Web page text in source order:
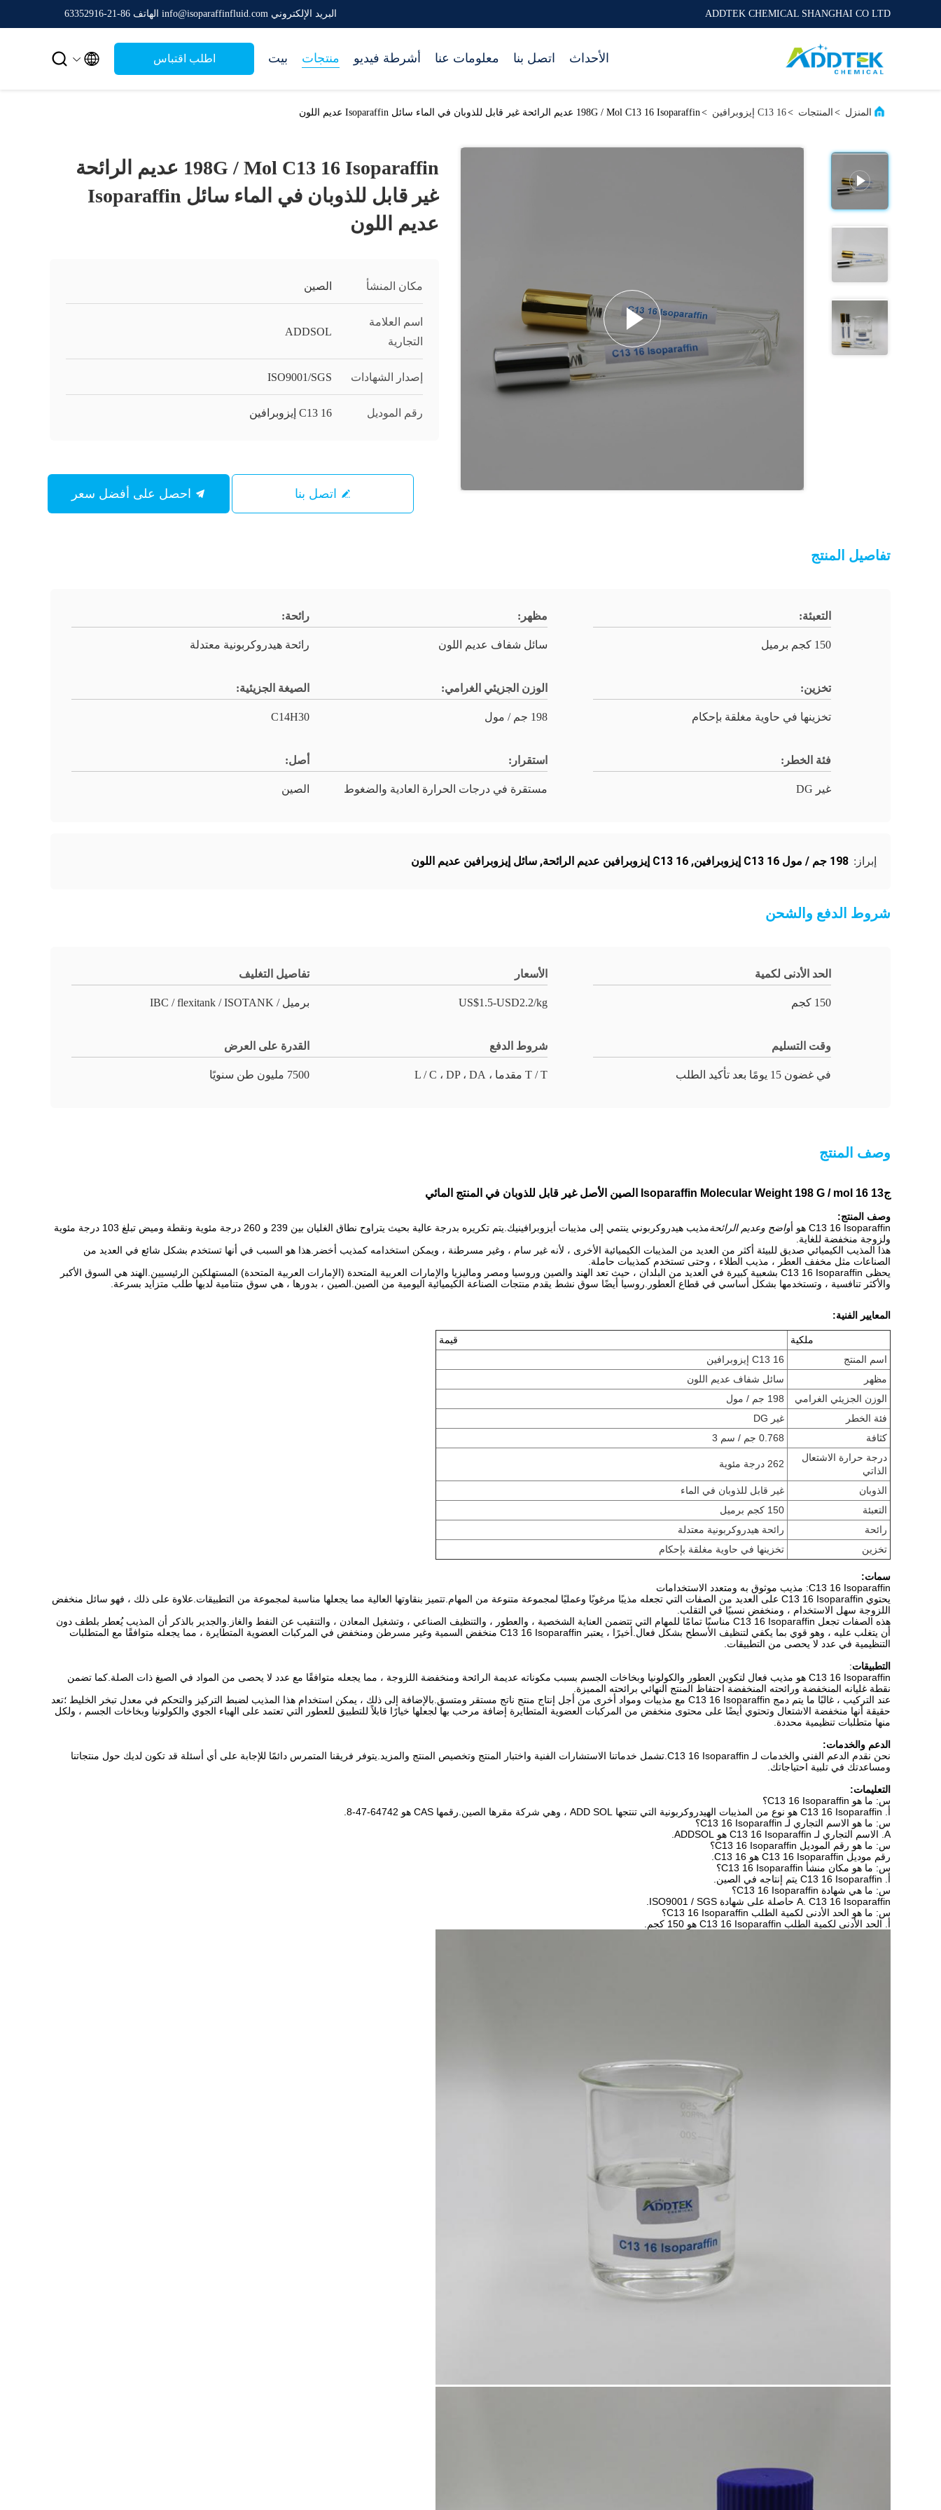
ADDTEK CHEMICAL SHANGHAI CO LTD البريد الإلكتروني info@isoparaffinfluid.com الهاتف 86-21-63352916
بيت منتجات أشرطة فيديو معلومات عنا اتصل بنا الأحداث اطلب اقتباس 

المنزل > المنتجات >C13 16 إيزوبرافين >198G / Mol C13 16 Isoparaffin عديم الرائحة غير قابل للذوبان في الماء سائل Isoparaffin عديم اللون
198G / Mol C13 16 Isoparaffin عديم الرائحة
غير قابل للذوبان في الماء سائل Isoparaffin
عديم اللون
مكان المنشأ الصين
اسم العلامة
التجارية
ADDSOL
إصدار الشهادات ISO9001/SGS
رقم الموديل C13 16 إيزوبرافين
اتصل بنا
تفاصيل المنتج
التعبئة:
150 كجم برميل
مظهر:
سائل شفاف عديم اللون
رائحة:
رائحة هيدروكربونية معتدلة
تخزين:
تخزينها في حاوية مغلقة بإحكام
الوزن الجزيئي الغرامي:
198 جم / مول
الصيغة الجزيئية:
C14H30
فئة الخطر:
غير DG
استقرار:
مستقرة في درجات الحرارة العادية والضغوط
أصل:
الصين
إبراز: 198 جم / مول C13 16 إيزوبرافين , C13 16 إيزوبرافين عديم الرائحة , سائل إيزوبرافين عديم اللون
شروط الدفع والشحن
الحد الأدنى لكمية
150 كجم
الأسعار
US$1.5-USD2.2/kg
تفاصيل التغليف
برميل / IBC / flexitank / ISOTANK
وقت التسليم
في غضون 15 يومًا بعد تأكيد الطلب
شروط الدفع
T / T مقدما ، L / C ، DP ، DA
القدرة على العرض
7500 مليون طن سنويًا
وصف المنتج
ج13 16 Isoparaffin Molecular Weight 198 G / mol الصين الأصل غير قابل للذوبان في المنتج المائي
وصف المنتج:
C13 16 Isoparaffin هو أ
واضح وعديم الرائحة
مذيب هيدروكربوني ينتمي إلى مذيبات أيزوبرافينيك.يتم تكريره بدرجة عالية بحيث يتراوح نطاق الغليان بين 239 و 260 درجة مئوية ونقطة وميض تبلغ 103 درجة مئوية
ولزوجة منخفضة للغاية.
هذا المذيب الكيميائي صديق للبيئة أكثر من العديد من المذيبات الكيميائية الأخرى ، لأنه غير سام ، وغير مسرطنة ، ويمكن استخدامه كمذيب أخضر.هذا هو السبب في أنها تستخدم بشكل شائع في العديد من
الصناعات مثل مخفف العطر ، مذيب الطلاء ، وحتى تستخدم كمذيبات حاملة.
يحظى C13 16 Isoparaffin بشعبية كبيرة في العديد من البلدان ، حيث تعد الهند والصين وروسيا ومصر وماليزيا والإمارات العربية المتحدة (الإمارات العربية المتحدة) المستهلكين الرئيسيين.الهند هي السوق الأكبر
والأكثر تنافسية ، وتستخدمها بشكل أساسي في قطاع العطور.روسيا أيضًا سوق نشط يقدم منتجات الصناعة الكيميائية اليومية من الصين.الصين ، بدورها ، هي سوق متنامية لديها طلب متزايد بسرعة.
المعايير الفنية:
ملكية
قيمة
اسم المنتج
C13 16 إيزوبرافين
مظهر
سائل شفاف عديم اللون
الوزن الجزيئي الغرامي
198 جم / مول
فئة الخطر
غير DG
كثافة
0.768 جم / سم 3
درجة حرارة الاشتعال
الذاتي
262 درجة مئوية
الذوبان
غير قابل للذوبان في الماء
التعبئة
150 كجم برميل
رائحة
رائحة هيدروكربونية معتدلة
تخزين
تخزينها في حاوية مغلقة بإحكام
سمات:
C13 16 Isoparaffin: مذيب موثوق به ومتعدد الاستخدامات
يحتوي C13 16 Isoparaffin على العديد من الصفات التي تجعله مذيبًا مرغوبًا وعمليًا لمجموعة متنوعة من المهام.تتميز بنقاوتها العالية مما يجعلها مناسبة لمجموعة من التطبيقات.علاوة على ذلك ، فهو سائل منخفض
اللزوجة سهل الاستخدام ، ومنخفض نسبيًا في التقلب.
هذه الصفات تجعل C13 16 Isoparaffin مناسبًا تمامًا للمهام التي تتضمن العناية الشخصية ، والعطور ، والتنظيف الصناعي ، وتشغيل المعادن ، والتنقيب عن النفط والغاز.والجدير بالذكر أن المذيب يُعطر بلطف دون
أن يتغلب عليه ، وهو قوي بما يكفي لتنظيف الأسطح بشكل فعال.أخيرًا ، يعتبر C13 16 Isoparaffin منخفض السمية وغير مسرطن ومنخفض في المركبات العضوية المتطايرة ، مما يجعله متوافقًا مع المتطلبات
التنظيمية في عدد لا يحصى من التطبيقات.
التطبيقات:
C13 16 Isoparaffin هو مذيب فعال لتكوين العطور والكولونيا وبخاخات الجسم بسبب مكوناته عديمة الرائحة ومنخفضة اللزوجة ، مما يجعله متوافقًا مع عدد لا يحصى من المواد في الصيغ ذات الصلة.كما تضمن
نقطة غليانه المنخفضة ورائحته المنخفضة احتفاظ المنتج النهائي برائحته المميزة.
عند التركيب ، غالبًا ما يتم دمج C13 16 Isoparaffin مع مذيبات ومواد أخرى من أجل إنتاج منتج ناتج مستقر ومتسق.بالإضافة إلى ذلك ، يمكن استخدام هذا المذيب لضبط التركيز والتحكم في معدل تبخر الخليط ؛تعد
حقيقة أنها منخفضة الاشتعال وتحتوي أيضًا على محتوى منخفض من المركبات العضوية المتطايرة إضافة مرحب بها لجعلها خيارًا قابلاً للتطبيق للعطور التي تعتمد على الهباء الجوي والكولونيا وبخاخات الجسم ، ولكل
منها متطلبات تنظيمية محددة.
الدعم والخدمات:
نحن نقدم الدعم الفني والخدمات لـ C13 16 Isoparaffin.تشمل خدماتنا الاستشارات الفنية واختبار المنتج وتخصيص المنتج والمزيد.يتوفر فريقنا المتمرس دائمًا للإجابة على أي أسئلة قد تكون لديك حول منتجاتنا
ومساعدتك في تلبية احتياجاتك.
التعليمات:
س: ما هو C13 16 Isoparaffin؟
أ. C13 16 Isoparaffin هو نوع من المذيبات الهيدروكربونية التي تنتجها ADD SOL ، وهي شركة مقرها الصين.رقمها CAS هو 64742-47-8.
س: ما هو الاسم التجاري لـ C13 16 Isoparaffin؟
A. الاسم التجاري لـ C13 16 Isoparaffin هو ADDSOL.
س: ما هو رقم الموديل C13 16 Isoparaffin؟
رقم موديل C13 16 Isoparaffin هو C13 16.
س: ما هو مكان منشأ C13 16 Isoparaffin؟
أ. C13 16 Isoparaffin يتم إنتاجه في الصين.
س: ما هي شهادة C13 16 Isoparaffin؟
A. C13 16 Isoparaffin حاصلة على شهادة ISO9001 / SGS.
س: ما هو الحد الأدنى لكمية الطلب C13 16 Isoparaffin؟
أ. الحد الأدنى لكمية الطلب C13 16 Isoparaffin هو 150 كجم.